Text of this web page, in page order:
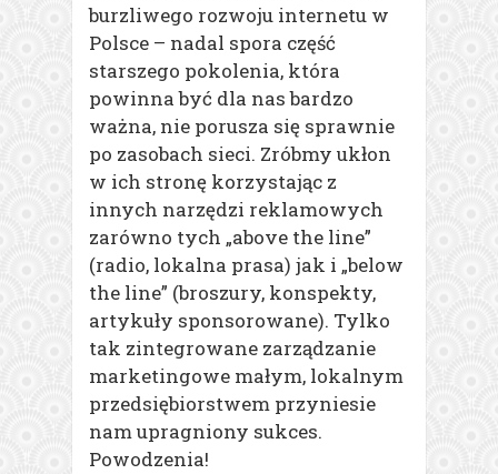
burzliwego rozwoju internetu w
Polsce – nadal spora część
starszego pokolenia, która
powinna być dla nas bardzo
ważna, nie porusza się sprawnie
po zasobach sieci. Zróbmy ukłon
w ich stronę korzystając z
innych narzędzi reklamowych
zarówno tych „above the line”
(radio, lokalna prasa) jak i „below
the line” (broszury, konspekty,
artykuły sponsorowane). Tylko
tak zintegrowane zarządzanie
marketingowe małym, lokalnym
przedsiębiorstwem przyniesie
nam upragniony sukces.
Powodzenia!